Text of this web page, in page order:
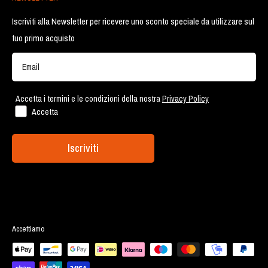
Chi siamo
FAQ
Account Cliente
Lavora con noi
Via Pindaro, 108 - Roma
Via Canale della Lingua, 124 - Roma
Iscriviti alla Newsletter per ricevere uno sconto speciale da utilizzare sul
tuo primo acquisto
Accetta i termini e le condizioni della nostraPrivacy Policy
Accetta
Iscriviti
Accettiamo